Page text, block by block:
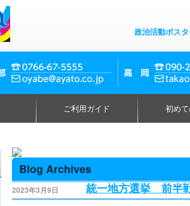
政治活動ポス
ご利用ガイド 初め
Blog Archives
統一地方選挙 前半
2023年3月9日